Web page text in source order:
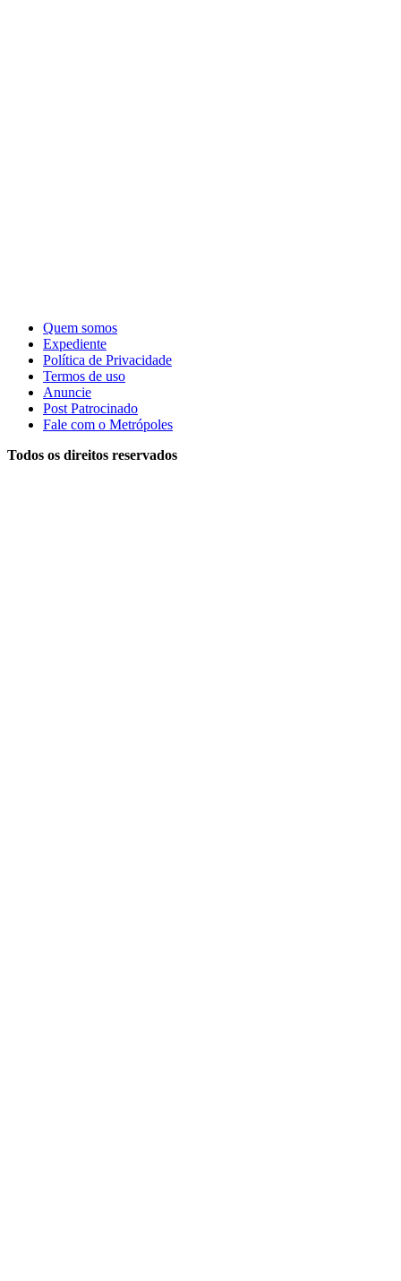
Quem somos
Expediente
Política de Privacidade
Termos de uso
Anuncie
Post Patrocinado
Fale com o Metrópoles
Todos os direitos reservados